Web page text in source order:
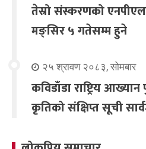
तेस्रो संस्करणको
मङ्सिर ५ गतेसम्म हुने
२५ श्रावण २०८३, सोमबार
कविडाँडा राष्ट्रिय
कृतिको संक्षिप्त सूची